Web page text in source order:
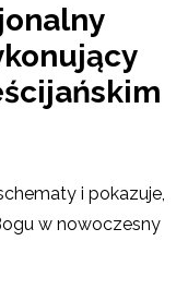
i pokazuje,
w nowoczesny